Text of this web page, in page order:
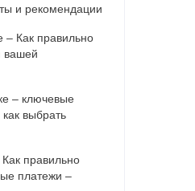
и рекомендации
– Как правильно
вашей
– ключевые
выбрать
правильно
платежи –